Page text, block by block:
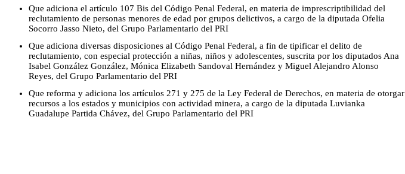
Que adiciona el artículo 107 Bis del Código Penal Federal, en materia de imprescriptibilidad del
reclutamiento de personas menores de edad por grupos delictivos, a cargo de la diputada Ofelia
Socorro Jasso Nieto, del Grupo Parlamentario del PRI
Que adiciona diversas disposiciones al Código Penal Federal, a fin de tipificar el delito de
reclutamiento, con especial protección a niñas, niños y adolescentes, suscrita por los diputados Ana
Isabel González González, Mónica Elizabeth Sandoval Hernández y Miguel Alejandro Alonso
Reyes, del Grupo Parlamentario del PRI
Que reforma y adiciona los artículos 271 y 275 de la Ley Federal de Derechos, en materia de otorgar
recursos a los estados y municipios con actividad minera, a cargo de la diputada Luvianka
Guadalupe Partida Chávez, del Grupo Parlamentario del PRI